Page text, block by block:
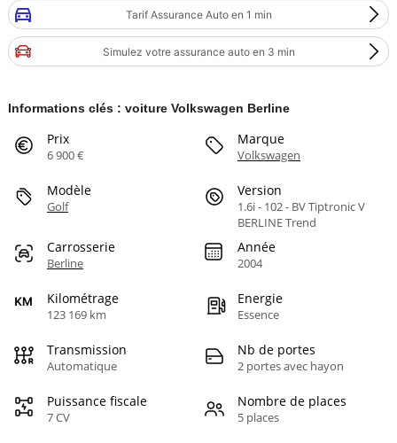
Tarif Assurance Auto en 1 min
Simulez votre assurance auto en 3 min
Informations clés : voiture Volkswagen Berline
Prix
6 900 €
Marque
Volkswagen
Modèle
Golf
Version
1.6i - 102 - BV Tiptronic V
BERLINE Trend
Carrosserie
Berline
Année
2004
Kilométrage
123 169 km
Energie
Essence
Transmission
Automatique
Nb de portes
2 portes avec hayon
Puissance fiscale
7 CV
Nombre de places
5 places